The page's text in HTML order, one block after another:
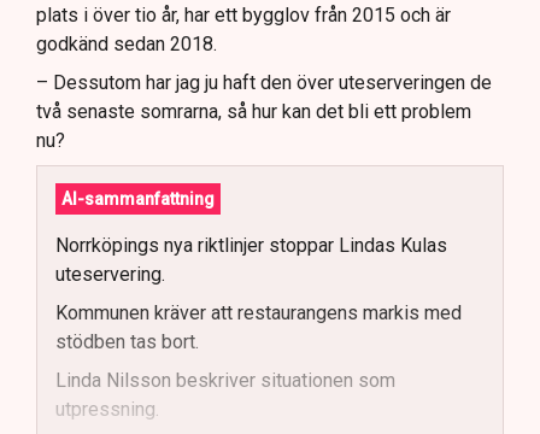
plats i över tio år, har ett bygglov från 2015 och är
godkänd sedan 2018.
– Dessutom har jag ju haft den över uteserveringen de
två senaste somrarna, så hur kan det bli ett problem
nu?
AI-sammanfattning
Norrköpings nya riktlinjer stoppar Lindas Kulas
uteservering.
Kommunen kräver att restaurangens markis med
stödben tas bort.
Linda Nilsson beskriver situationen som
utpressning.